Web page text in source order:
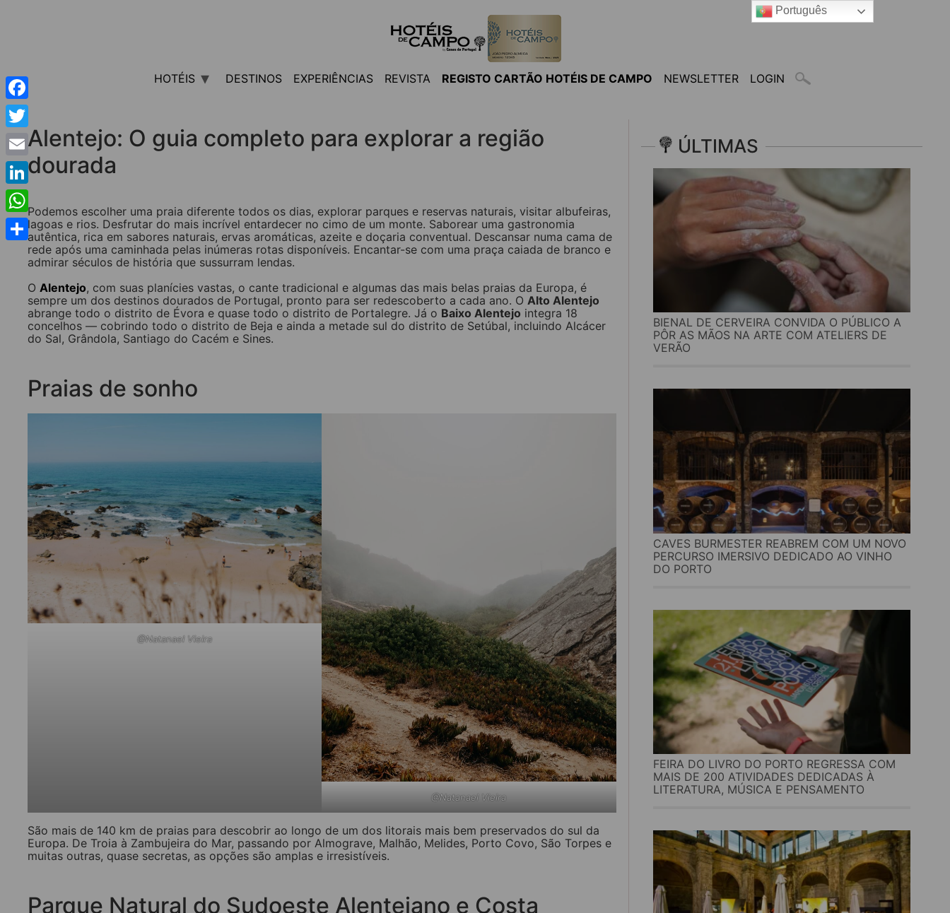
HOTÉIS DESTINOS EXPERIÊNCIAS REVISTA REGISTO CARTÃO HOTÉIS DE CAMPO NEWSLETTER LOGIN
Alentejo: O guia completo para explorar a região
dourada
Podemos escolher uma praia diferente todos os dias, explorar parques e reservas naturais, visitar albufeiras,
lagoas e rios. Desfrutar do mais incrível entardecer no cimo de um monte. Saborear uma gastronomia
autêntica, rica em sabores naturais, ervas aromáticas, azeite e doçaria conventual. Descansar numa cama de
rede após uma caminhada pelas inúmeras rotas disponíveis. Encantar-se com uma praça caiada de branco e
admirar séculos de história que sussurram lendas.
O Alentejo, com suas planícies vastas, o cante tradicional e algumas das mais belas praias da Europa, é
sempre um dos destinos dourados de Portugal, pronto para ser redescoberto a cada ano. OAlto Alentejo
abrange todo o distrito de Évora e quase todo o distrito de Portalegre. Já o Baixo Alentejo integra 18
concelhos — cobrindo todo o distrito de Beja e ainda a metade sul do distrito de Setúbal, incluindo Alcácer
do Sal, Grândola, Santiago do Cacém e Sines.
Praias de sonho
@Natanael Vieira
@Natanael Vieira
São mais de 140 km de praias para descobrir ao longo de um dos litorais mais bem preservados do sul da
Europa. De Troia à Zambujeira do Mar, passando por Almograve, Malhão, Melides, Porto Covo, São Torpes e
muitas outras, quase secretas, as opções são amplas e irresistíveis.
Parque Natural do Sudoeste Alentejano e Costa
ÚLTIMAS
BIENAL DE CERVEIRA CONVIDA O PÚBLICO A
PÔR AS MÃOS NA ARTE COM ATELIERS DE
VERÃO
CAVES BURMESTER REABREM COM UM NOVO
PERCURSO IMERSIVO DEDICADO AO VINHO
DO PORTO
FEIRA DO LIVRO DO PORTO REGRESSA COM
MAIS DE 200 ATIVIDADES DEDICADAS À
LITERATURA, MÚSICA E PENSAMENTO
Facebook
Twitter
Email
LinkedIn
WhatsApp
Share
Português